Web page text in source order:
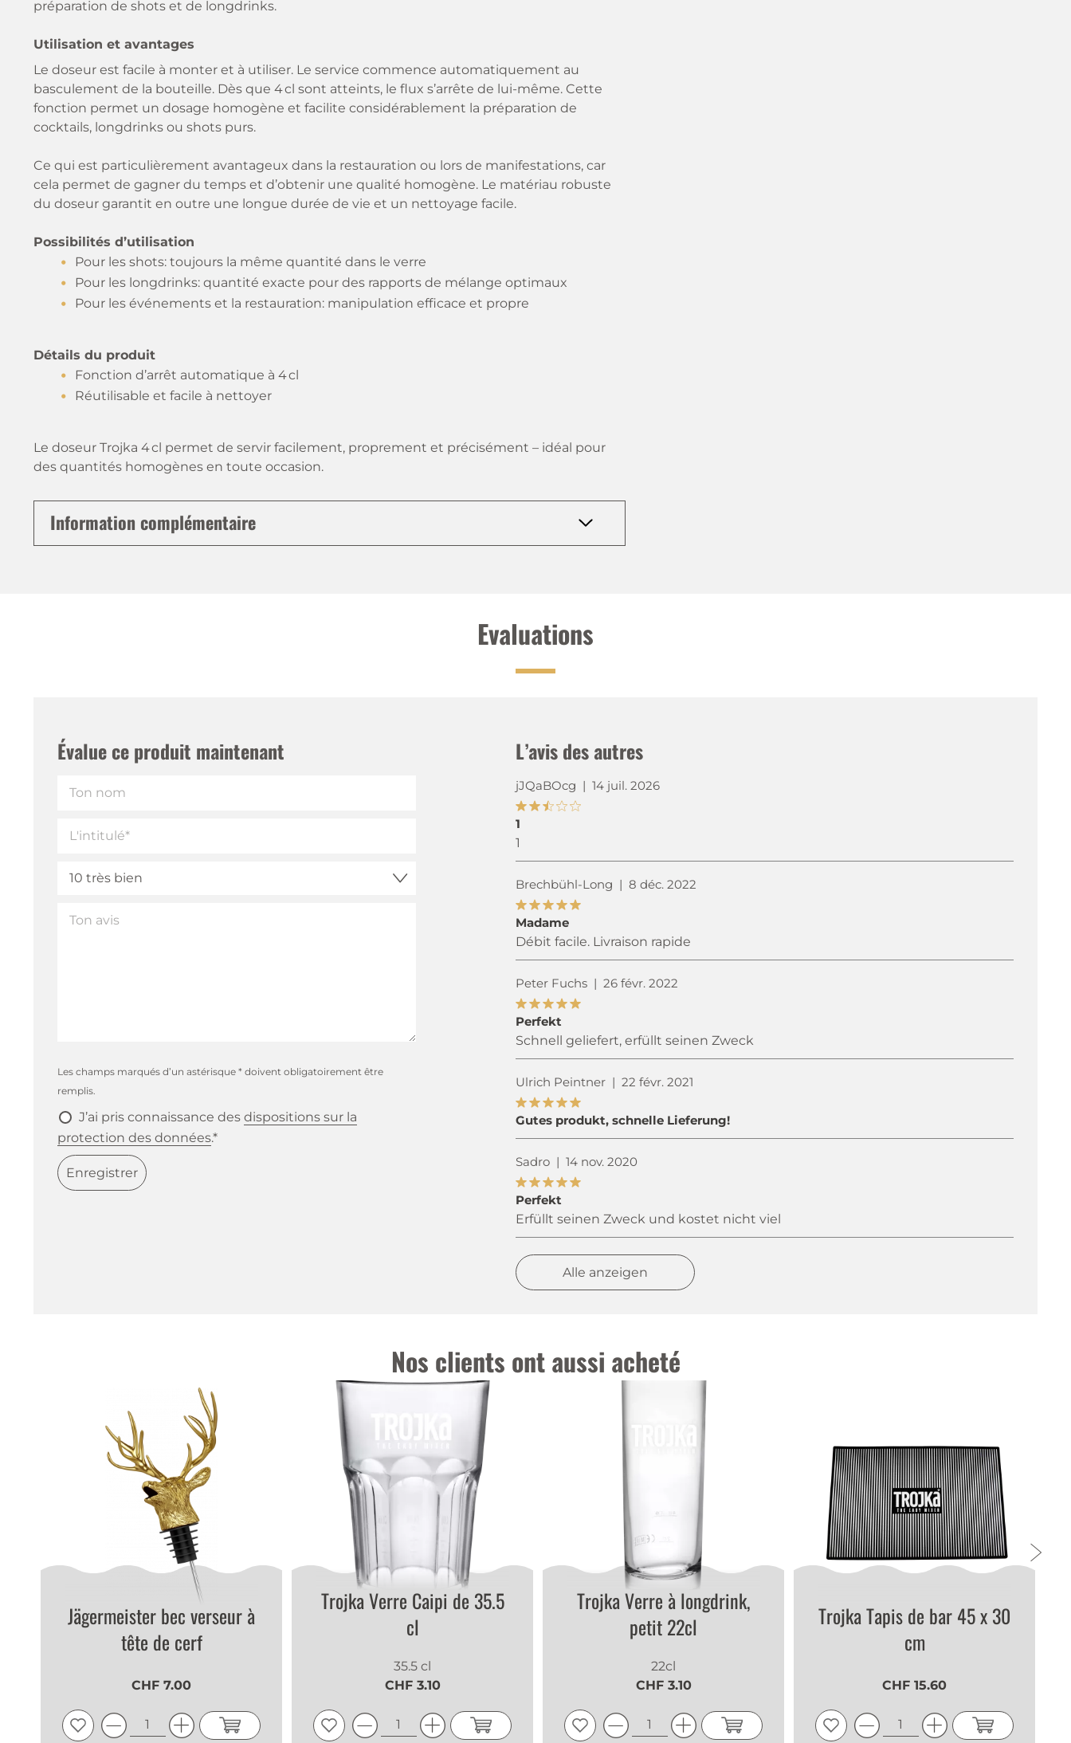
préparation de shots et de longdrinks.
Utilisation et avantages
Le doseur est facile à monter et à utiliser. Le service commence automatiquement au
basculement de la bouteille. Dès que 4 cl sont atteints, le flux s’arrête de lui-même. Cette
fonction permet un dosage homogène et facilite considérablement la préparation de
cocktails, longdrinks ou shots purs.
Ce qui est particulièrement avantageux dans la restauration ou lors de manifestations, car
cela permet de gagner du temps et d’obtenir une qualité homogène. Le matériau robuste
du doseur garantit en outre une longue durée de vie et un nettoyage facile.
Possibilités d’utilisation
Pour les shots: toujours la même quantité dans le verre
Pour les longdrinks: quantité exacte pour des rapports de mélange optimaux
Pour les événements et la restauration: manipulation efficace et propre
Détails du produit
Fonction d’arrêt automatique à 4 cl
Réutilisable et facile à nettoyer
Le doseur Trojka 4 cl permet de servir facilement, proprement et précisément – idéal pour
des quantités homogènes en toute occasion.
Information complémentaire
Evaluations
L’avis des autres
jJQaBOcg | 14 juil. 2026
1
1
Brechbühl-Long | 8 déc. 2022
Madame
Débit facile. Livraison rapide
Peter Fuchs | 26 févr. 2022
Perfekt
Schnell geliefert, erfüllt seinen Zweck
Ulrich Peintner | 22 févr. 2021
Gutes produkt, schnelle Lieferung!
Sadro | 14 nov. 2020
Perfekt
Erfüllt seinen Zweck und kostet nicht viel
Alle anzeigen
Évalue ce produit maintenant
Les champs marqués d’un astérisque * doivent obligatoirement être
remplis.
J’ai pris connaissance des dispositions sur la
protection des données.*
Enregistrer
Nos clients ont aussi acheté
Jägermeister bec verseur à
tête de cerf
CHF 7.00
Trojka Verre Caipi de 35.5
cl
35.5 cl
CHF 3.10
Trojka Verre à longdrink,
petit 22cl
22cl
CHF 3.10
Trojka Tapis de bar 45 x 30
cm
CHF 15.60